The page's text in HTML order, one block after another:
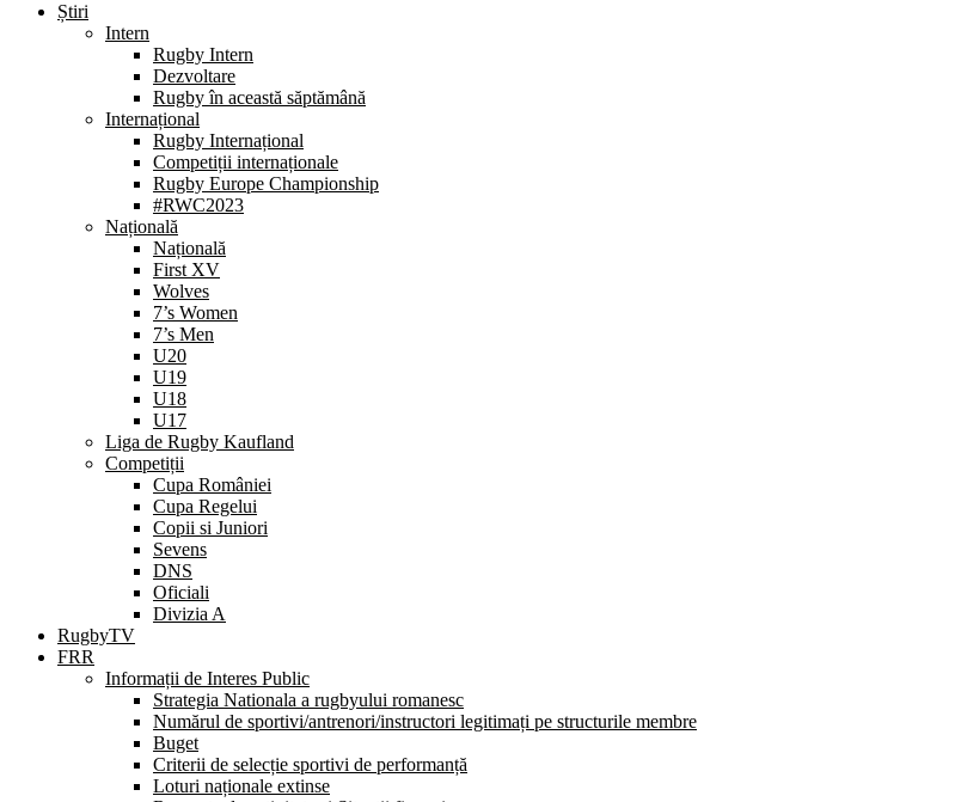
Știri
Intern
Rugby Intern
Dezvoltare
Rugby în această săptămână
Internațional
Rugby Internațional
Competiții internaționale
Rugby Europe Championship
#RWC2023
Națională
Națională
First XV
Wolves
7’s Women
7’s Men
U20
U19
U18
U17
Liga de Rugby Kaufland
Competiții
Cupa României
Cupa Regelui
Copii si Juniori
Sevens
DNS
Oficiali
Divizia A
RugbyTV
FRR
Informații de Interes Public
Strategia Nationala a rugbyului romanesc
Numărul de sportivi/antrenori/instructori legitimați pe structurile membre
Buget
Criterii de selecție sportivi de performanță
Loturi naționale extinse